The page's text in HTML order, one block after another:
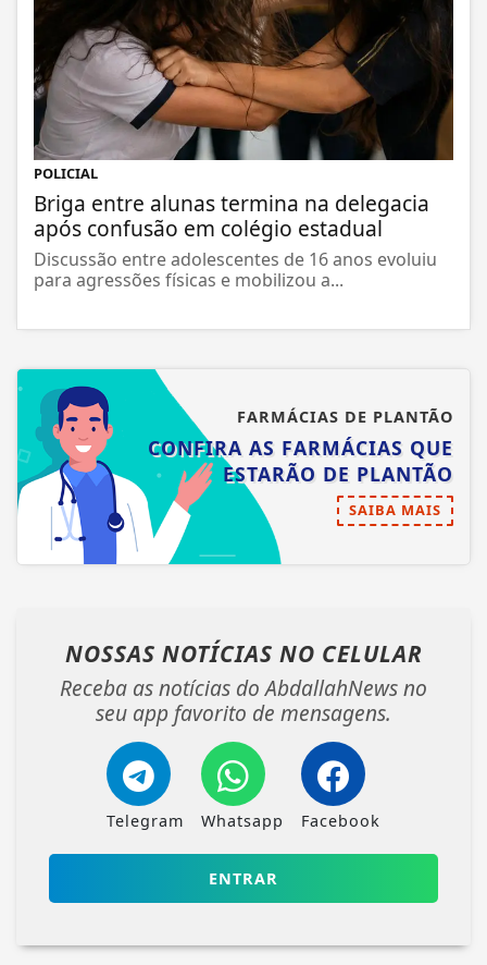
POLICIAL
Briga entre alunas termina na delegacia
após confusão em colégio estadual
Discussão entre adolescentes de 16 anos evoluiu
para agressões físicas e mobilizou a...
FARMÁCIAS DE PLANTÃO
CONFIRA AS FARMÁCIAS QUE
ESTARÃO DE PLANTÃO
SAIBA MAIS
NOSSAS NOTÍCIAS NO CELULAR
Receba as notícias do AbdallahNews no
seu app favorito de mensagens.
Telegram Whatsapp Facebook
ENTRAR